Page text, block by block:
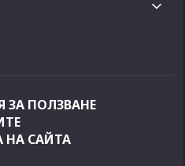
ЗА ПОЛЗВАНЕ
НА САЙТА